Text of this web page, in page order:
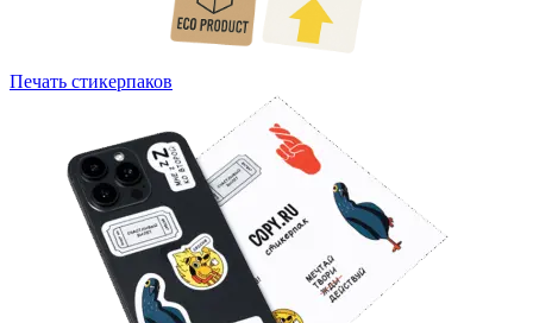
Печать стикерпаков